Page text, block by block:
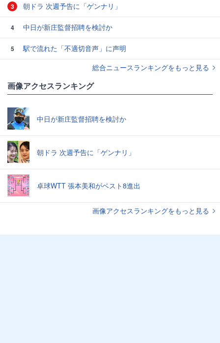
3 朝ドラ 次週予告に「ゲンナリ」
4 中日が新庄監督招聘を検討か
5
駅で流れた「不適切音声」に声明
総合ニュースランキングをもっと見る
画像アクセスランキング
中日が新庄監督招聘を検討か
朝ドラ 次週予告に「ゲンナリ」
卓球WTT 張本美和がベスト8進出
画像アクセスランキングをもっと見る